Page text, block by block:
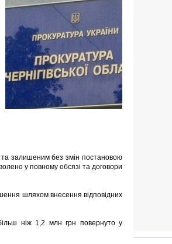
та залишеним без змін постановою
у повному обсязі та договори
шляхом внесення відповідних
ніж 1,2 млн грн повернуто у